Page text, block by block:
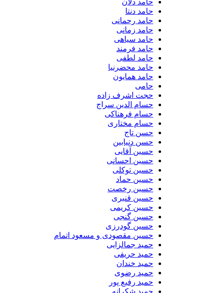
حامد دنتا
حامد رحمانی
حامد زمانی
حامد سیاهی
حامد فرمند
حامد لطفی
حامد محضرنیا
حامد همایون
حامی
حجت اشرف زاده
حسام الدین سراج
حسام فرهناکی
حسام مختاری
حسن تاج
حسن دنیابین
حسین آقایی
حسین احسانی
حسین توکلی
حسین حماد
حسین رخصت
حسین قنبری
حسین کریمی
حسین گنجی
حسین گودرزی
حسین مقصودی و مسعود اتمام
حمید جمالزایی
حمید حریفی
حمید خندان
حمید رضوی
حمید رفیع پور
حمید شکرانه